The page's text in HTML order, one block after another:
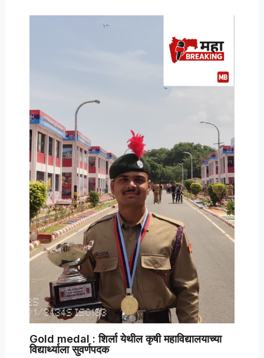
Gold medal : शिर्ला येथील कृषी महाविद्यालयाच्या
विद्यार्थ्याला सुवर्णपदक